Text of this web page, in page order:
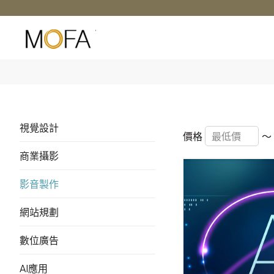
視覺設計
商業攝影
影音製作
網站規劃
數位廣告
AI應用
價格 ～